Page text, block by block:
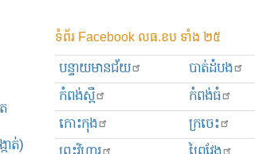
ាត់)
ទំព័រ Facebook លធ.ខប ទាំង ២៥
បន្ទាយមានជ័យ បាត់ដំបង
កំពង់ស្ពឺ
កំពង់ធំ
កោះកុង
ក្រចេះ